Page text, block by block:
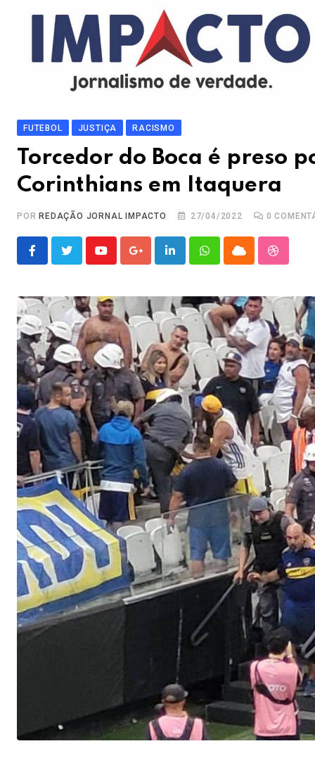
FUTEBOL JUSTIÇA RACISMO
Torcedor do Boca é preso
Corinthians em Itaquera
POR REDAÇÃO JORNAL IMPACTO 27/04/2022 0
YoutubeGoogle+LinkedInWhatsappCloud